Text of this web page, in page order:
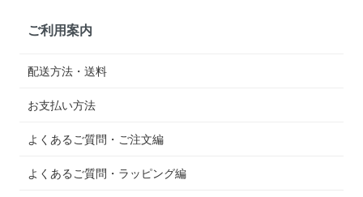
ご利用案内
配送方法・送料
お支払い方法
よくあるご質問・ご注文編
よくあるご質問・ラッピング編